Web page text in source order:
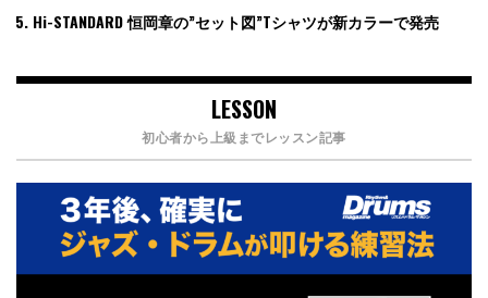
Hi-STANDARD 恒岡章の”セット図”Tシャツが新カラーで発売
LESSON
初心者から上級までレッスン記事